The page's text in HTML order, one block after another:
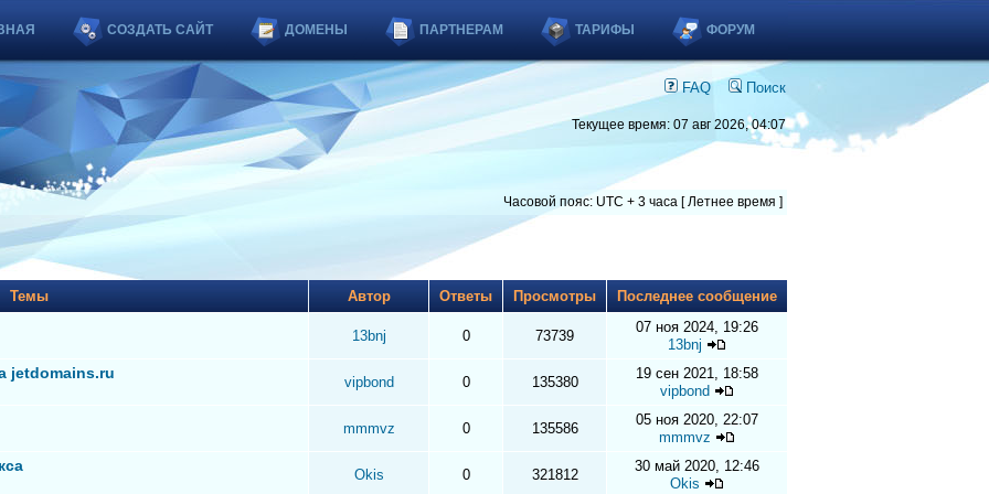
СОЗДАТЬ САЙТ ДОМЕНЫ ПАРТНЕРАМ ТАРИФЫ ФОРУМ
FAQ Поиск
Текущее время: 07 авг 2026, 04:07
Часовой пояс: UTC + 3 часа [ Летнее время ]
Темы Автор Ответы Просмотры Последнее сообщение
13bnj 0 73739
07 ноя 2024, 19:26
13bnj
jetdomains.ru
vipbond 0 135380
19 сен 2021, 18:58
vipbond
mmmvz 0 135586
05 ноя 2020, 22:07
mmmvz
Okis 0 321812
30 май 2020, 12:46
Okis